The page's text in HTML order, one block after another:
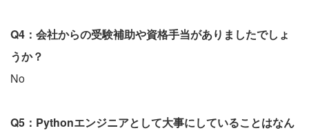
Q4：会社からの受験補助や資格手当がありましたでしょ
うか？
No
Q5：Pythonエンジニアとして大事にしていることはなん